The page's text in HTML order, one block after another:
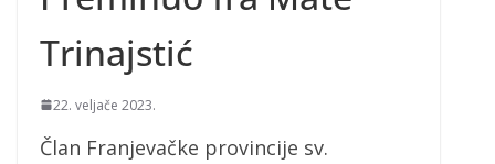
Trinajstić
22. veljače 2023.
Član Franjevačke provincije sv.